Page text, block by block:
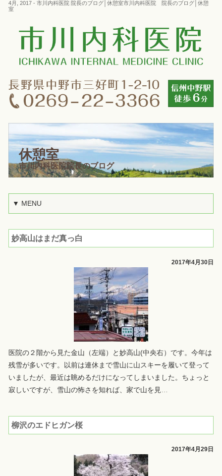
4月, 2017 - 市川内科医院 院長のブログ│休憩室市川内科医院 院長のブログ│休憩
室
休憩室
市川内科医院院長のブログ
▼ MENU
妙高山はまだ真っ白
2017年4月30日
医院の２階から見た金山（左端）と妙高山(中央右）です。今年は
残雪が多いです。以前は連休まで雪山に山スキーを履いて登って
いましたが、最近は眺めるだけになってしまいました。ちょっと
寂しいですが、雪山の怖さを知れば、家で山を見…
柳沢のエドヒガン桜
2017年4月29日